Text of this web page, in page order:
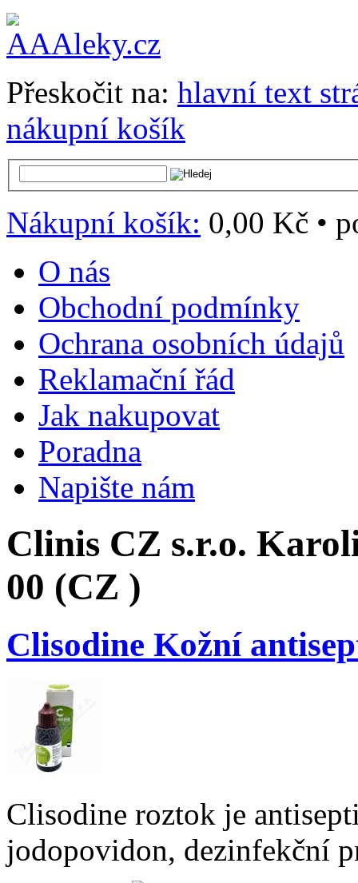
Přeskočit na: hlavní text
nákupní košík
Nákupní košík: 0,00 Kč •
O nás
Obchodní podmínky
Ochrana osobních údajů
Reklamační řád
Jak nakupovat
Poradna
Napište nám
Clinis CZ s.r.o.
00 (CZ )
Clisodine Kožní
Clisodine roztok je
jodopovidon, dezinfekční